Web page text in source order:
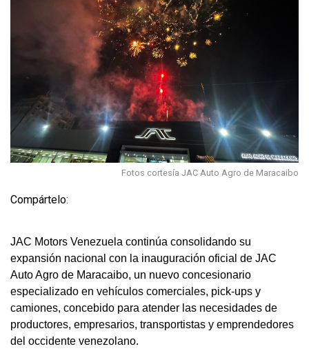
Fotos cortesía JAC Auto Agro de Maracaibo
Compártelo:
JAC Motors Venezuela continúa consolidando su
expansión nacional con la inauguración oficial de JAC
Auto Agro de Maracaibo, un nuevo concesionario
especializado en vehículos comerciales, pick-ups y
camiones, concebido para atender las necesidades de
productores, empresarios, transportistas y emprendedores
del occidente venezolano.